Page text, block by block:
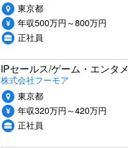
東京都
年収500万円～800万円
正社員
IPセールス/ゲーム・エンタメ
株式会社フーモア
東京都
年収320万円～420万円
正社員